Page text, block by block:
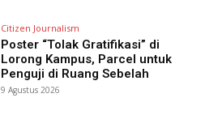
Citizen Journalism
Poster “Tolak Gratifikasi” di
Lorong Kampus, Parcel untuk
Penguji di Ruang Sebelah
9 Agustus 2026